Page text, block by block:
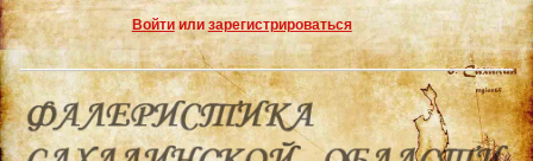
Войтиили зарегистрироваться